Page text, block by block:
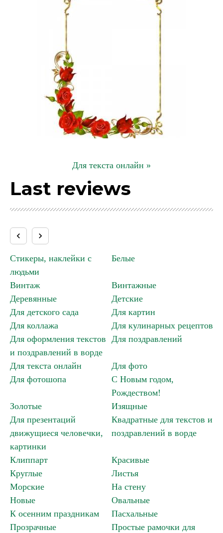
Для текста онлайн »
Для текста онлайн »
Last reviews
Стикеры, наклейки с
людьми
Белые
Винтаж
Винтажные
Деревянные
Детские
Для детского сада
Для картин
Для коллажа
Для кулинарных рецептов
Для оформления текстов
и поздравлений в ворде
Для поздравлений
Для текста онлайн
Для фото
Для фотошопа
С Новым годом,
Рождеством!
Золотые
Изящные
Для презентаций
движущиеся человечки,
картинки
Квадратные для текстов и
поздравлений в ворде
Клиппарт
Красивые
Круглые
Листья
Морские
На стену
Новые
Овальные
К осенним праздникам
Пасхальные
Прозрачные
Простые рамочки для
keyboard_arrow_left keyboard_arrow_right